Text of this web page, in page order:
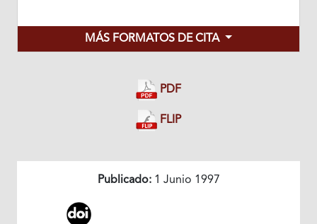
MÁS FORMATOS DE CITA
PDF
FLIP
Publicado:1 Junio 1997